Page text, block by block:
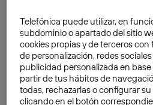
colectivo. Sin olvidar el hecho
sean mucho más prosaicos
demuestra el hecho de que el
(actualmente recorriendo la
muy distinto a los
Telefónica puede utilizar, en
subdominio o apartado del sitio
cookies propias y de terceros
de personalización, redes
publicidad personalizada en
partir de tus hábitos de
todas, rechazarlas o configurar
clicando en el botón